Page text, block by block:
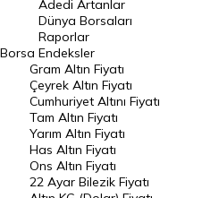
Geçmiş Kapanışlar
Dünya Borsaları
Raporlar
Endeksler
DÖVİZ
Döviz Kuru
Borsa
Adedi Artanlar
Dünya Borsaları
Raporlar
Endeksler
Gram Altın Fiyatı
Çeyrek Altın Fiyatı
Cumhuriyet Altını Fiyatı
Tam Altın Fiyatı
Yarım Altın Fiyatı
Has Altın Fiyatı
Ons Altın Fiyatı
22 Ayar Bilezik Fiyatı